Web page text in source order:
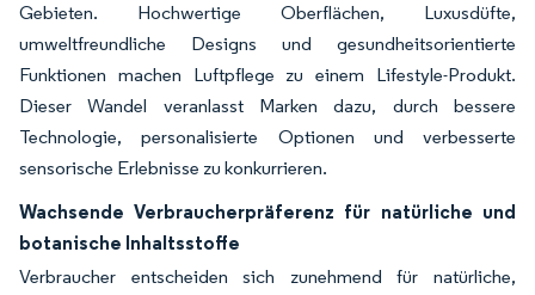
Gebieten. Hochwertige Oberflächen, Luxusdüfte,
umweltfreundliche Designs und gesundheitsorientierte
Funktionen machen Luftpflege zu einem Lifestyle-Produkt.
Dieser Wandel veranlasst Marken dazu, durch bessere
Technologie, personalisierte Optionen und verbesserte
sensorische Erlebnisse zu konkurrieren.
Wachsende Verbraucherpräferenz für natürliche und
botanische Inhaltsstoffe
Verbraucher entscheiden sich zunehmend für natürliche,